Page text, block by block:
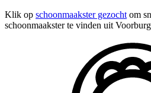
Klik op schoonmaakster gezocht om
schoonmaakster te vinden uit